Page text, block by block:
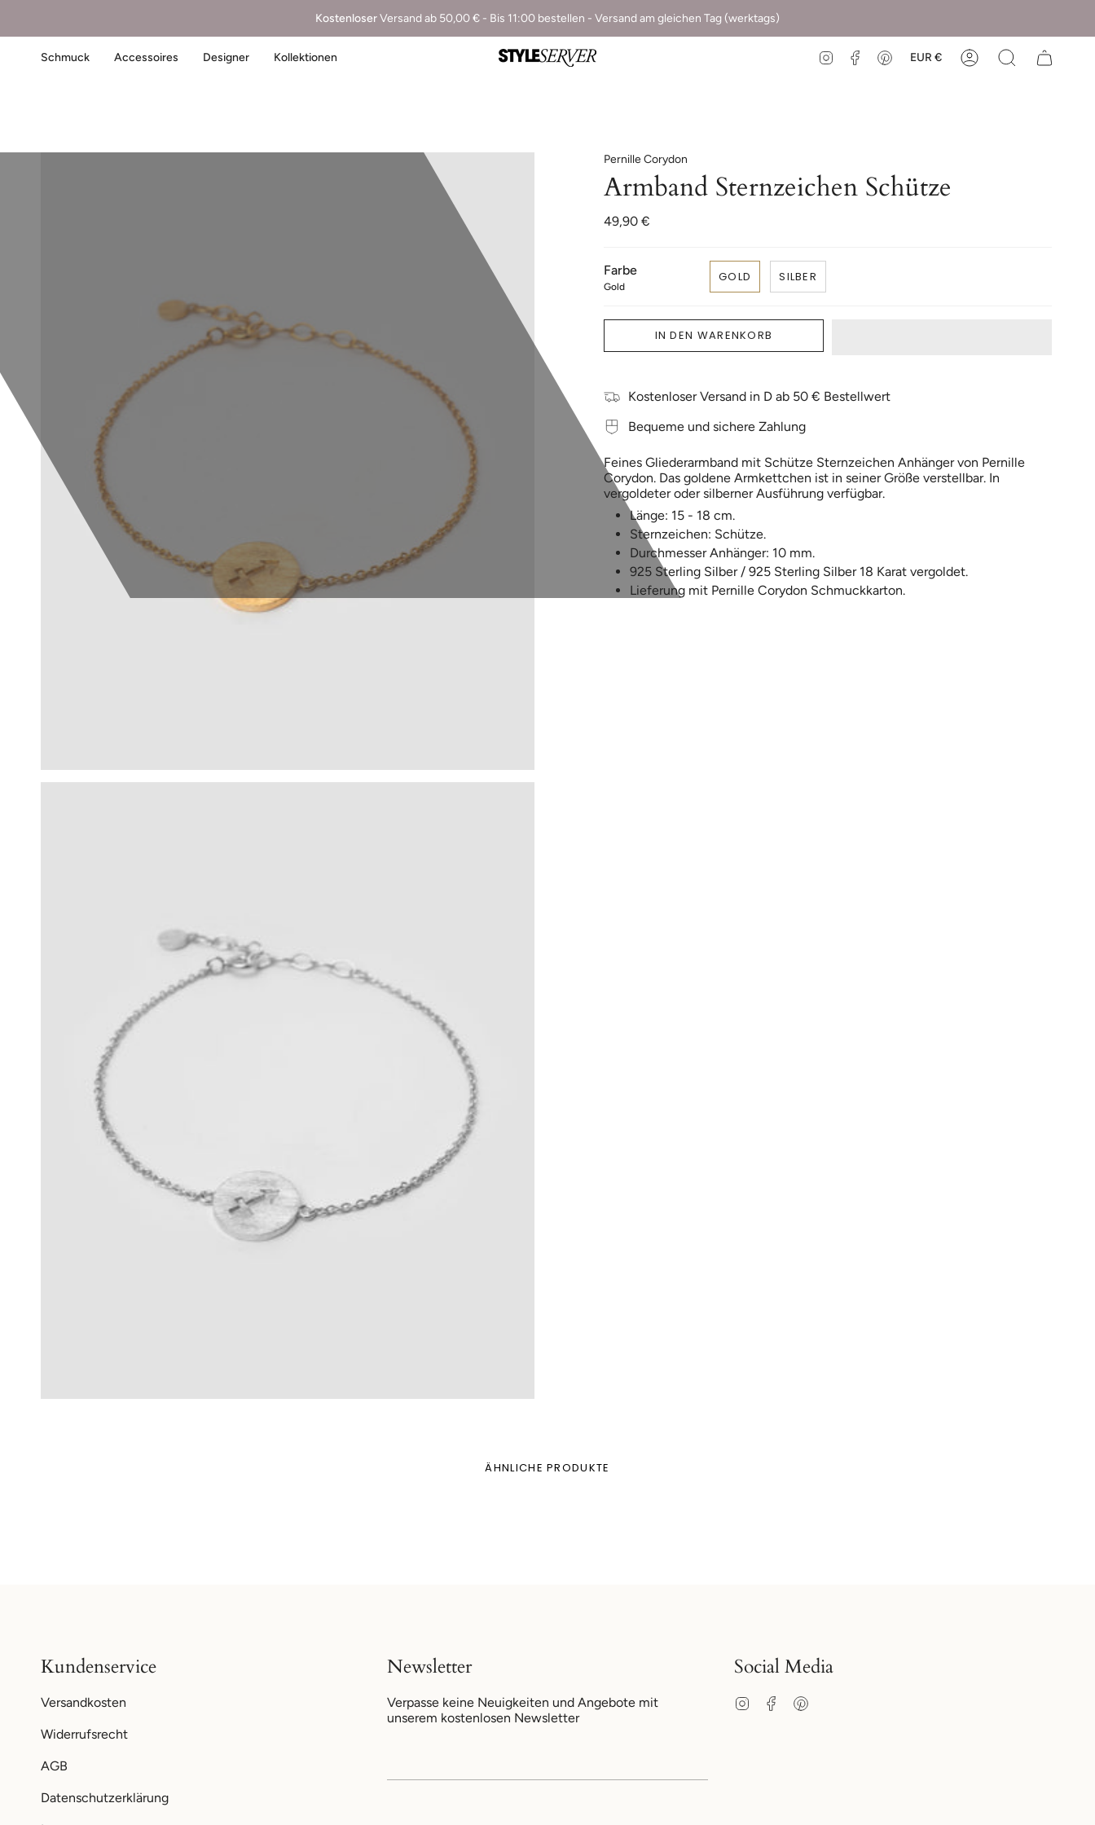
KostenloserVersand ab 50,00 € - Bis 11:00 bestellen - Versand am gleichen Tag (werktags)
Schmuck Accessoires Designer Kollektionen InstagramFacebookPinterestEUR €
Pernille Corydon
Armband Sternzeichen Schütze
49,90 €
Farbe
Gold
GOLD SILBER
IN DEN WARENKORB
Kostenloser Versand in D ab 50 € Bestellwert
Bequeme und sichere Zahlung
Feines Gliederarmband mit Schütze Sternzeichen Anhänger von Pernille
Corydon. Das goldene Armkettchen ist in seiner Größe verstellbar. In
vergoldeter oder silberner Ausführung verfügbar.
Länge: 15 - 18 cm.
Sternzeichen: Schütze.
Durchmesser Anhänger: 10 mm.
925 Sterling Silber / 925 Sterling Silber 18 Karat vergoldet.
Lieferung mit Pernille Corydon Schmuckkarton.
ÄHNLICHE PRODUKTE
Kundenservice
Versandkosten
Widerrufsrecht
AGB
Datenschutzerklärung
Newsletter
Verpasse keine Neuigkeiten und Angebote mit
unserem kostenlosen Newsletter
Social Media
InstagramFacebookPinterest